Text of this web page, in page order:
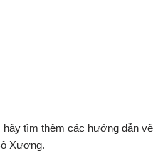
tìm thêm các hướng dẫn vẽ
Xương.